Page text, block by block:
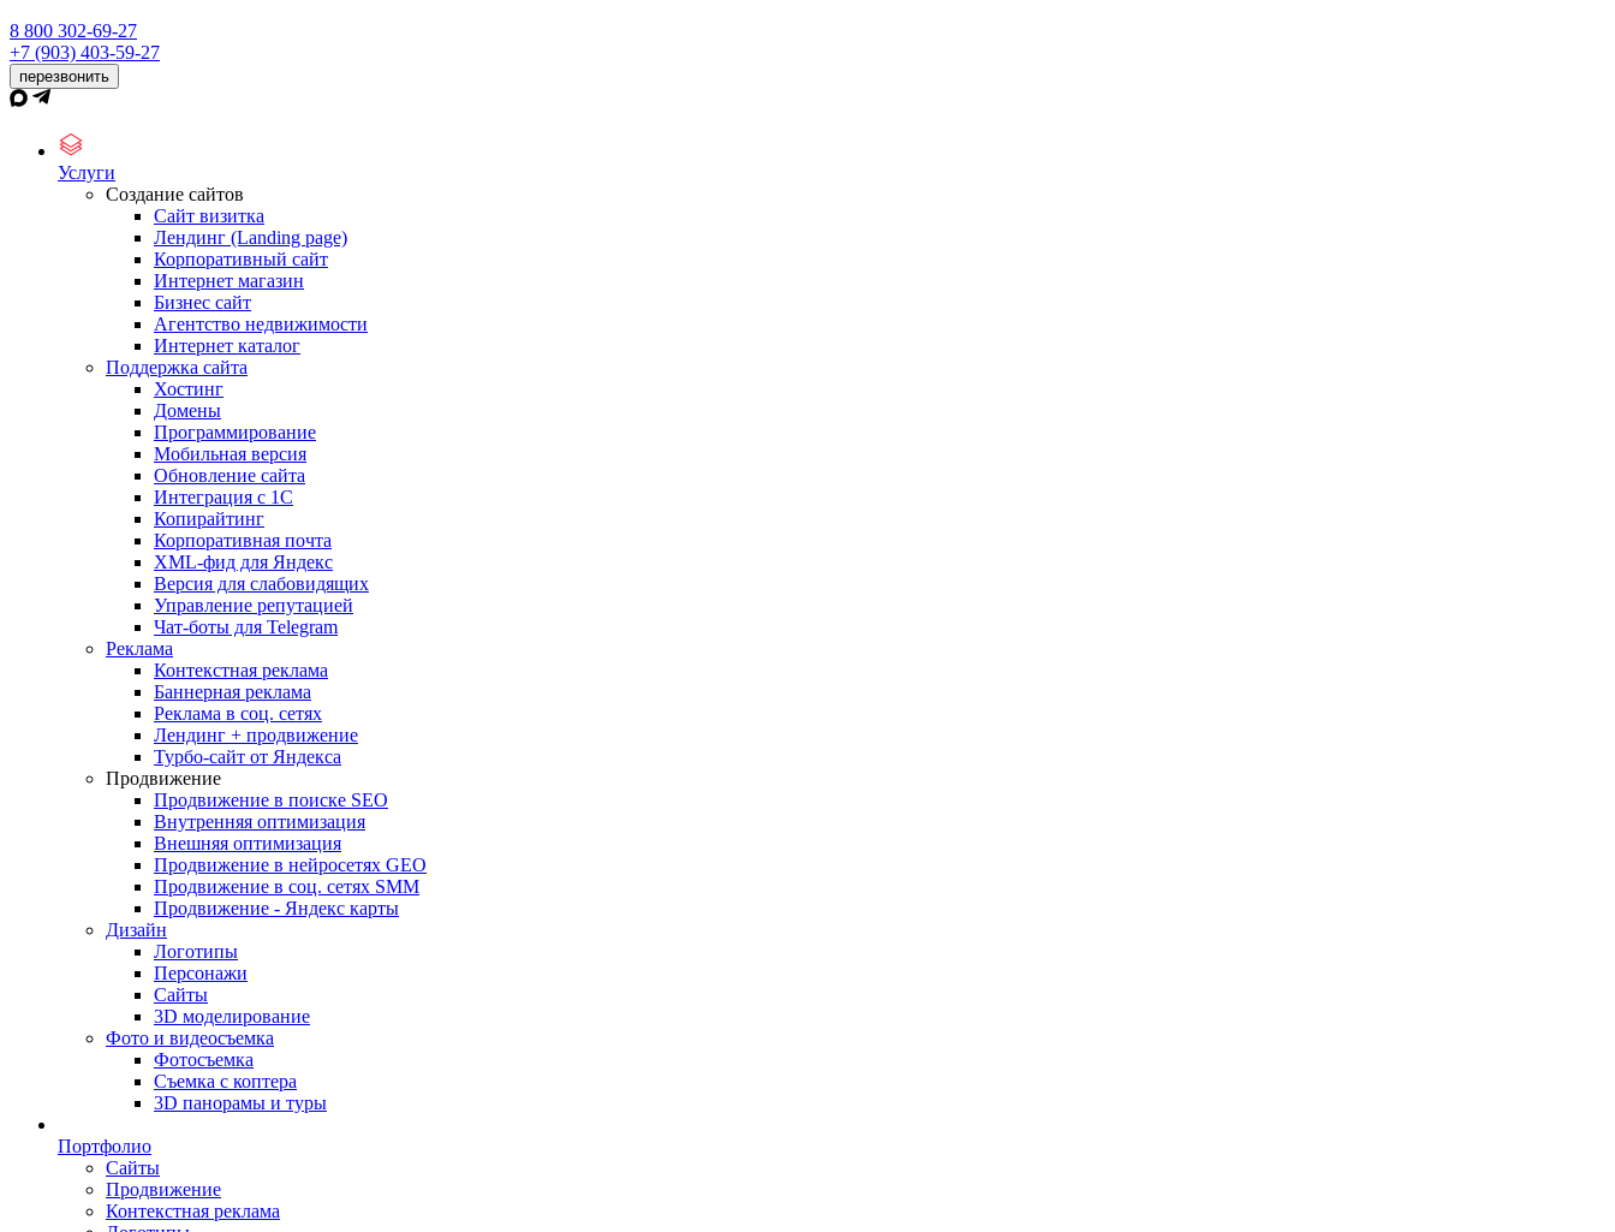
8 800 302-69-27
+7 (903) 403-59-27
перезвонить
Услуги
Создание сайтов
Сайт визитка
Лендинг (Landing page)
Корпоративный сайт
Интернет магазин
Бизнес сайт
Агентство недвижимости
Интернет каталог
Поддержка сайта
Хостинг
Домены
Программирование
Мобильная версия
Обновление сайта
Интеграция с 1С
Копирайтинг
Корпоративная почта
XML-фид для Яндекс
Версия для слабовидящих
Управление репутацией
Чат-боты для Telegram
Реклама
Контекстная реклама
Баннерная реклама
Реклама в соц. сетях
Лендинг + продвижение
Турбо-сайт от Яндекса
Продвижение
Продвижение в поиске SEO
Внутренняя оптимизация
Внешняя оптимизация
Продвижение в нейросетях GEO
Продвижение в соц. сетях SMM
Продвижение - Яндекс карты
Дизайн
Логотипы
Персонажи
Сайты
3D моделирование
Фото и видеосъемка
Фотосъемка
Съемка с коптера
3D панорамы и туры
Портфолио
Сайты
Продвижение
Контекстная реклама